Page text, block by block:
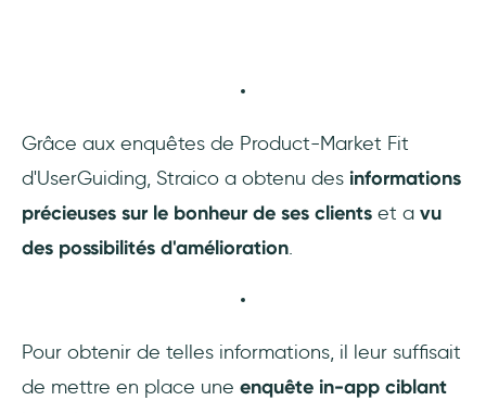
Grâce aux enquêtes de Product-Market Fit
d'UserGuiding, Straico a obtenu des informations
précieuses sur le bonheur de ses clients et a vu
des possibilités d'amélioration.
Pour obtenir de telles informations, il leur suffisait
de mettre en place une enquête in-app ciblant